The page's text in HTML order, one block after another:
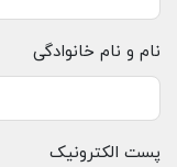
نام و نام خانوادگی
پست الکترونیک